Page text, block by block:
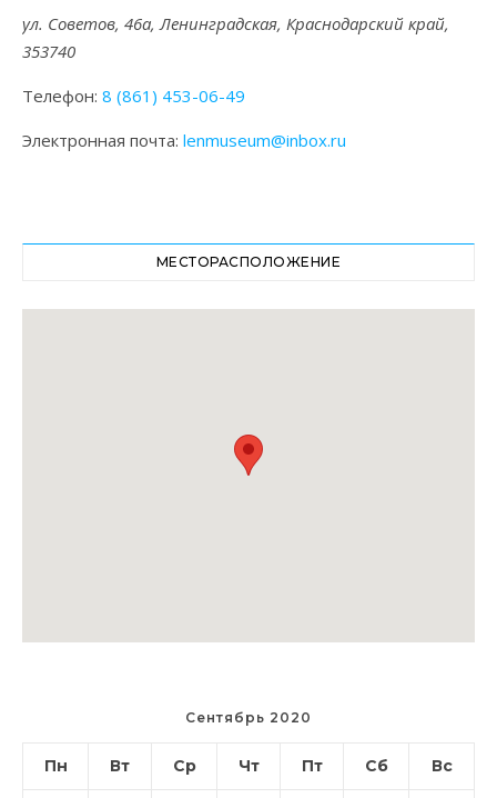
ул. Советов, 46а, Ленинградская, Краснодарский край,
353740
Телефон: 8 (861) 453-06-49
Электронная почта: lenmuseum@inbox.ru
МЕСТОРАСПОЛОЖЕНИЕ
Сентябрь 2020
Пн Вт Ср Чт Пт Сб Вс